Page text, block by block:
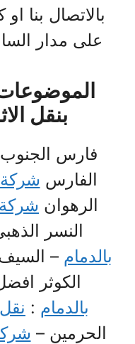
بالاتصال بنا
على مدار
الموضوعات
بنقل
فارس الجنوب
الفارس
الرهوان
النسر
بالدمام–
الكوثر
بالدمام:
الحرمين –